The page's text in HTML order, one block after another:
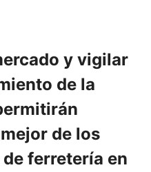
y vigilar
de la
de los
ferretería en